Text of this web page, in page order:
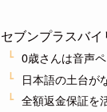
セブンプラスバ
0歳さんは音声
日本語の土台が
全額返金保証を